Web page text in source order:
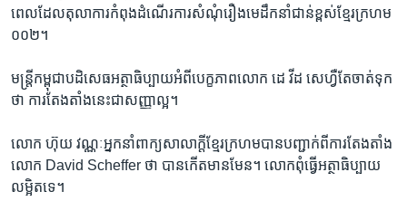
ពេល​ដែលតុលាការ​កំពុង​ដំណើរការ​សំណុំរឿង​មេដឹកនាំ​ជាន់ខ្ពស់ខ្មែរ​ក្រហម​
០០២។
មន្ត្រី​កម្ពុជា​បដិសេធ​អត្ថាធិប្បាយ​អំពី​បេក្ខភាព​លោក ​ដេ វីដ សេហ្វឺ​តែ​ចាត់ទុក​
ថា ​ការតែងតាំង​នេះ​ជា​សញ្ញា​ល្អ។
លោក​ ហ៊ុយ វណ្ណៈ​អ្នកនាំពាក្យ​សាលាក្តី​ខ្មែរក្រហម​បានបញ្ជាក់​ពី​ការតែងតាំង​
លោក ​David Scheffer ថា​ បាន​កើត​មាន​មែន។​ លោកពុំធ្វើ​អត្ថាធិប្បាយ​
លម្អិត​ទេ។